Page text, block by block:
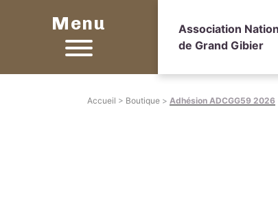
Menu
Association
de Grand Gibier
Accueil > Boutique > Adhésion ADCGG59 2026